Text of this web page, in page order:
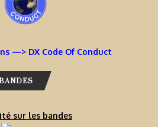
—> DX Code Of Conduct
sur les bandes